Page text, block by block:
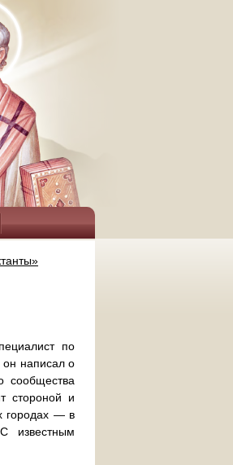
по
он написал о
сообщества
стороной и
городах — в
известным